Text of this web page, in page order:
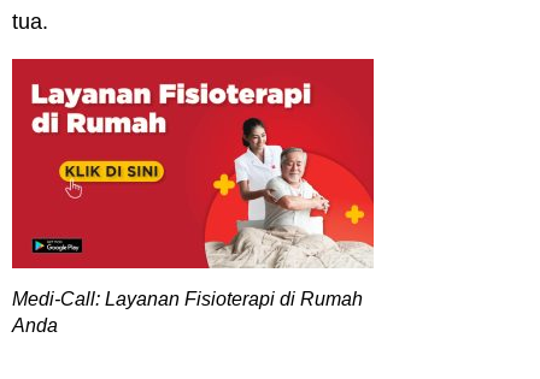
tua.
Medi-Call: Layanan Fisioterapi di Rumah
Anda